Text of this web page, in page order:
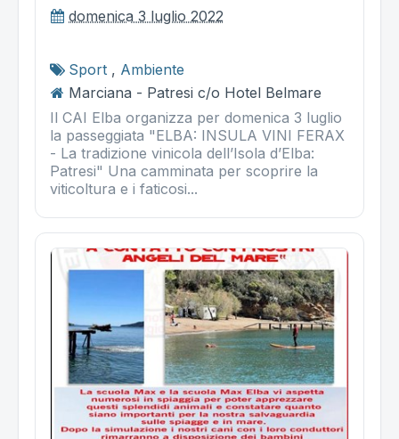
domenica 3 luglio 2022
Sport , Ambiente
Marciana - Patresi c/o Hotel Belmare
Il CAI Elba organizza per domenica 3 luglio
la passeggiata "ELBA: INSULA VINI FERAX
- La tradizione vinicola dell’Isola d’Elba:
Patresi" Una camminata per scoprire la
viticoltura e i faticosi...